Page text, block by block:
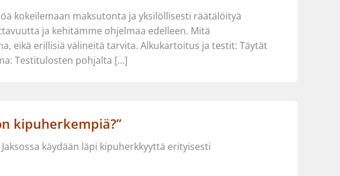
kokeilemaan maksutonta ja yksilöllisesti räätälöityä
ja kehitämme ohjelmaa edelleen. Mitä
eikä erillisiä välineitä tarvita. Alkukartoitus ja testit: Täytät
Testitulosten pohjalta […]
kipuherkempiä?”
käydään läpi kipuherkkyyttä erityisesti